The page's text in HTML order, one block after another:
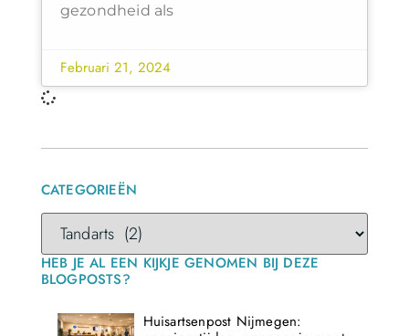
CATEGORIEËN
HEB JE AL EEN KIJKJE GENOMEN BIJ DEZE
BLOGPOSTS?
Huisartsenpost Nijmegen:
gezondheid als
Februari 21, 2024